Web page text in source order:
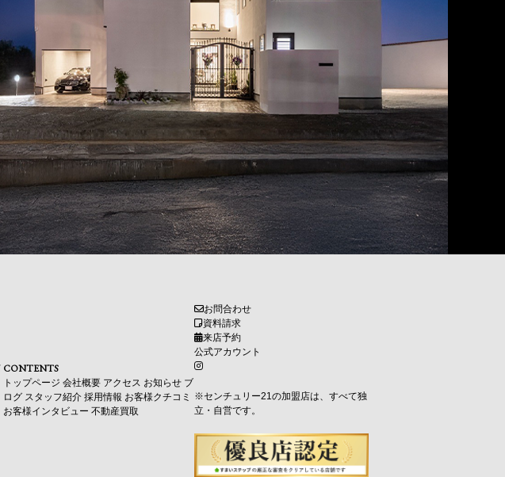
CONTENTS
トップページ 会社概要 アクセス お知らせ ブ
ログ スタッフ紹介 採用情報 お客様クチコミ
お客様インタビュー 不動産買取
お問合わせ
資料請求
来店予約
公式アカウント
※センチュリー21の加盟店は、すべて独
立・自営です。